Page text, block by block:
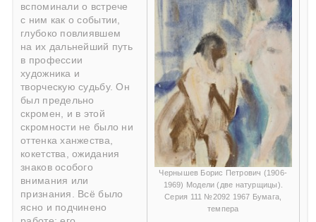
Чернышев Борис Петрович (1906-
1969) Модели (две натурщицы).
Серия 111 №2092 1967 Бумага,
темпера
вспоминали о встрече
с ним как о событии,
глубоко повлиявшем
на их дальнейший путь
в профессии
художника и
творческую судьбу. Он
был предельно
скромен, и в этой
скромности не было ни
оттенка ханжества,
кокетства, ожидания
знаков особого
внимания или
признания. Всё было
ясно и подчинено